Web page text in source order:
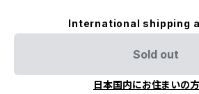
International shipping
Sold out
日本国内にお住まいの